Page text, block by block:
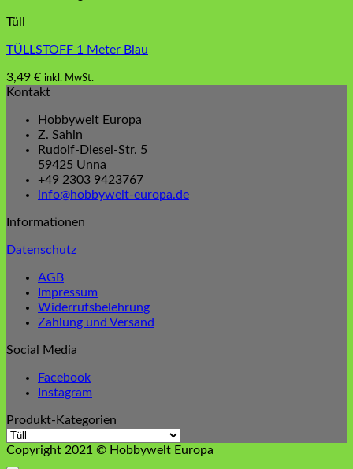
Tüll
TÜLLSTOFF 1 Meter Blau
3,49 € inkl. MwSt.
Kontakt
Hobbywelt Europa
Z. Sahin
Rudolf-Diesel-Str. 5
59425 Unna
+49 2303 9423767
info@hobbywelt-europa.de
Informationen
Datenschutz
AGB
Impressum
Widerrufsbelehrung
Zahlung und Versand
Social Media
Facebook
Instagram
Produkt-Kategorien
Copyright 2021 © Hobbywelt Europa